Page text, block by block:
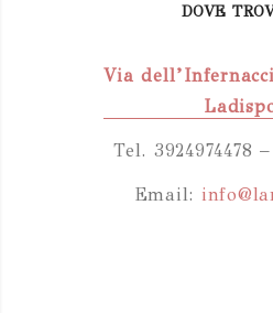
DOVE
Via
Tel. 3924974478
Email: